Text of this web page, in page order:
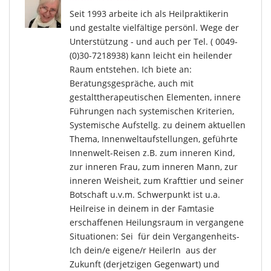
Seit 1993 arbeite ich als Heilpraktikerin
und gestalte vielfältige persönl. Wege der
Unterstützung - und auch per Tel. ( 0049-
(0)30-7218938) kann leicht ein heilender
Raum entstehen. Ich biete an:
Beratungsgespräche, auch mit
gestalttherapeutischen Elementen, innere
Führungen nach systemischen Kriterien,
Systemische Aufstellg. zu deinem aktuellen
Thema, Innenweltaufstellungen, geführte
Innenwelt-Reisen z.B. zum inneren Kind,
zur inneren Frau, zum inneren Mann, zur
inneren Weisheit, zum Krafttier und seiner
Botschaft u.v.m. Schwerpunkt ist u.a.
Heilreise in deinem in der Famtasie
erschaffenen Heilungsraum in vergangene
Situationen: Sei für dein Vergangenheits-
Ich dein/e eigene/r HeilerIn aus der
Zukunft (derjetzigen Gegenwart) und